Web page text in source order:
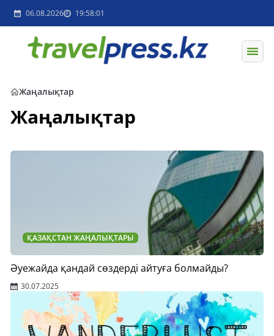
06.08.2026 19:58:01
Жаңалықтар
Жаңалықтар
ҚАЗАҚСТАН ЖАҢАЛЫҚТАРЫ
Әуежайда қандай сөздерді айтуға болмайды?
30.07.2025